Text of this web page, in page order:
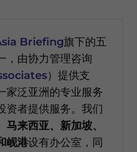
Briefing旗下的五
，由协力管理咨询
）提供支
家泛亚洲的专业服务
资者提供服务。我们
来西亚、新加坡、
岘港设有办公室，同